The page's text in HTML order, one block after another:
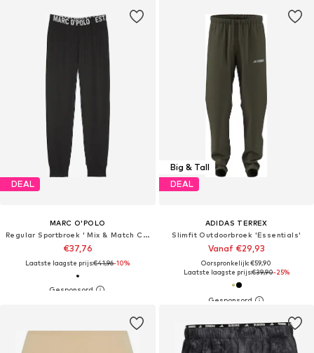
DEAL
MARC O'POLO
Regular Sportbroek ' Mix & Match Cotton '
€37,76
Laatste laagste prijs:€41,96-10%
Big & Tall
DEAL
ADIDAS TERREX
Slimfit Outdoorbroek 'Essentials'
Vanaf €29,93
Oorspronkelijk: €59,90
Laatste laagste prijs:€39,90-25%